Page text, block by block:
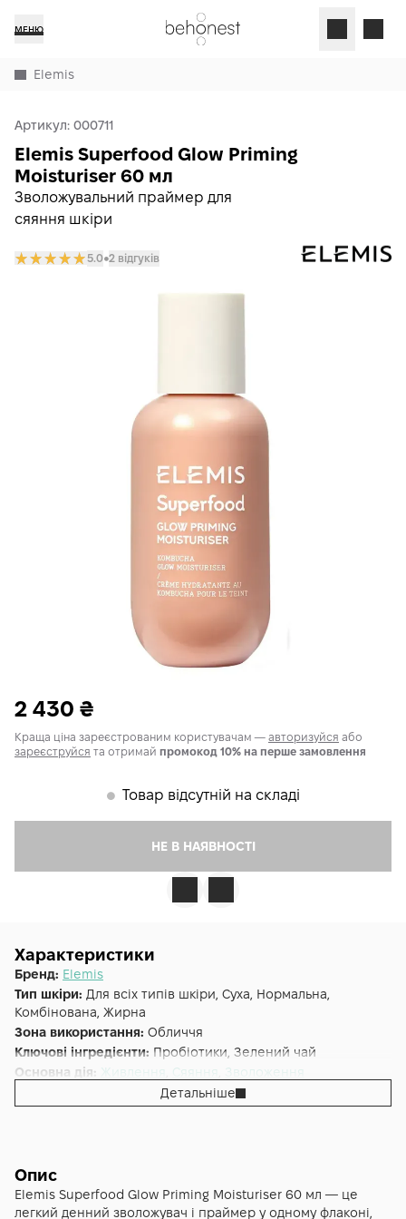
МЕНЮ
Elemis
Артикул: 000711
Зволожувальний праймер для
сяяння шкіри
Elemis Superfood Glow Priming
Moisturiser 60 мл
5.0𒊹2 відгуків
2 430 ₴
Краща ціна зареєстрованим користувачам — авторизуйся або
зареєструйся та отримай промокод 10% на перше замовлення
𒊹 Товар відсутній на складі
НЕ В НАЯВНОСТІ
Характеристики
Бренд: Elemis
Тип шкіри: Для всіх типів шкіри, Суха, Нормальна,
Комбінована, Жирна
Зона використання: Обличчя
Ключові інгредієнти: Пробіотики, Зелений чай
Основна дія: Живлення Сяяння
Зволоження
Додаткові властивості:Веганська
Альтернативна назва:
сяяння шкіри - Superfood Glow Priming Moisturiser 60 мл
Детальніше
Опис
Elemis Superfood Glow Priming Moisturiser 60 мл — це
легкий денний зволожувач і праймер у одному флаконі,